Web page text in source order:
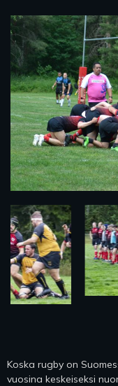
Koska rugby on
vuosina keskeiseksi